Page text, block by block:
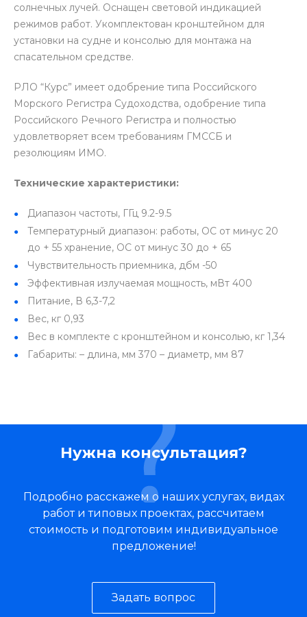
солнечных лучей. Оснащен световой индикацией
режимов работ. Укомплектован кронштейном для
установки на судне и консолью для монтажа на
спасательном средстве.
РЛО “Курс” имеет одобрение типа Российского
Морского Регистра Судоходства, одобрение типа
Российского Речного Регистра и полностью
удовлетворяет всем требованиям ГМССБ и
резолюциям ИМО.
Технические характеристики:
Диапазон частоты, ГГц 9.2-9.5
Температурный диапазон: работы, ОС от минус 20
до + 55 хранение, ОС от минус 30 до + 65
Чувствительность приемника, дбм -50
Эффективная излучаемая мощность, мВт 400
Питание, В 6,3-7,2
Вес, кг 0,93
Вес в комплекте с кронштейном и консолью, кг 1,34
Габариты: – длина, мм 370 – диаметр, мм 87
Нужна консультация?
Подробно расскажем о наших услугах, видах
работ и типовых проектах, рассчитаем
стоимость и подготовим индивидуальное
предложение!
Задать вопрос